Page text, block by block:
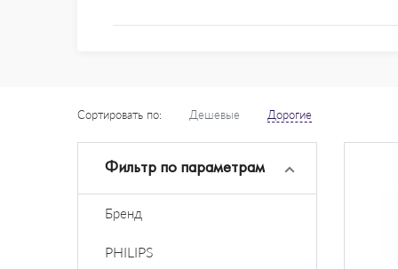
Сортировать по: Дешевые Дорогие
Фильтр по параметрам
Бренд
PHILIPS